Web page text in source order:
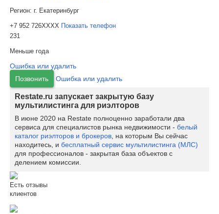
Регион: г. Екатеринбург
+7 952 726XXXX Показать телефон
231
Меньше года
Ошибка или удалить
Позвонить
Ошибка или удалить
Restate.ru запускает закрытую базу
мультилистинга для риэлторов
В июне 2020 на Restate полноценно заработали два
сервиса для специалистов рынка недвижимости - белый
каталог риэлторов и брокеров , на которым Вы сейчас
находитесь, и бесплатный сервис мультилистинга (МЛС)
для профессионалов - закрытая база объектов с
делением комиссии.
Есть отзывы
клиентов